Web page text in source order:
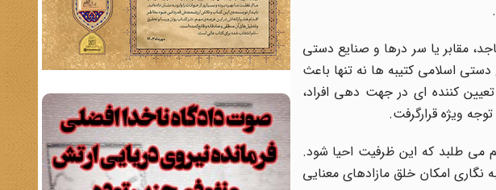
مقابر یا سر درها و صنایع دستی
اسلامی کتیبه ها نه تنها باعث
کننده ای در جهت دهی افراد،
ویژه قرارگرفت.
می طلبد که این ظرفیت احیا شود.
امکان خلق مازادهای معنایی